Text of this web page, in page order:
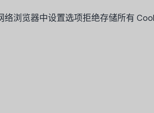
浏览器中设置选项拒绝存储所有